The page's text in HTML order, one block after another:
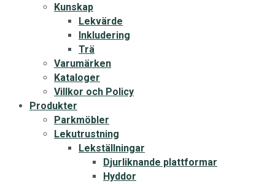
Kunskap
Lekvärde
Inkludering
Trä
Varumärken
Kataloger
Villkor och Policy
Produkter
Parkmöbler
Lekutrustning
Lekställningar
Djurliknande plattformar
Hyddor